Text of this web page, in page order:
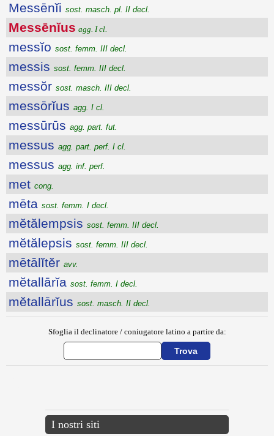
Messēnĭi sost. masch. pl. II decl.
Messēnĭus agg. I cl.
messĭo sost. femm. III decl.
messis sost. femm. III decl.
messŏr sost. masch. III decl.
messōrĭus agg. I cl.
messūrūs agg. part. fut.
messus agg. part. perf. I cl.
messus agg. inf. perf.
met cong.
mēta sost. femm. I decl.
mĕtălempsis sost. femm. III decl.
mĕtălepsis sost. femm. III decl.
mētālĭtĕr avv.
mĕtallārĭa sost. femm. I decl.
mĕtallārĭus sost. masch. II decl.
Sfoglia il declinatore / coniugatore latino a partire da:
I nostri siti